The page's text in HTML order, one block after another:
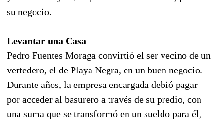
su negocio.
Levantar una Casa
Pedro Fuentes Moraga convirtió el ser vecino de un
vertedero, el de Playa Negra, en un buen negocio.
Durante años, la empresa encargada debió pagar
por acceder al basurero a través de su predio, con
una suma que se transformó en un sueldo para él,